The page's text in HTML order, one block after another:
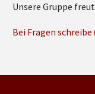
Unsere Gruppe
Bei Fragen